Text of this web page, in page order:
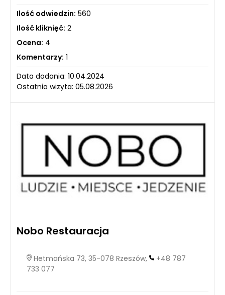
Ilość odwiedzin: 560
Ilość kliknięć: 2
Ocena: 4
Komentarzy: 1
Data dodania: 10.04.2024
Ostatnia wizyta: 05.08.2026
Nobo Restauracja
Hetmańska 73, 35-078 Rzeszów,
+48 787
733 077